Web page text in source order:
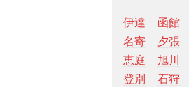
伊達 函館
名寄
夕張
恵庭
旭川
登別
石狩